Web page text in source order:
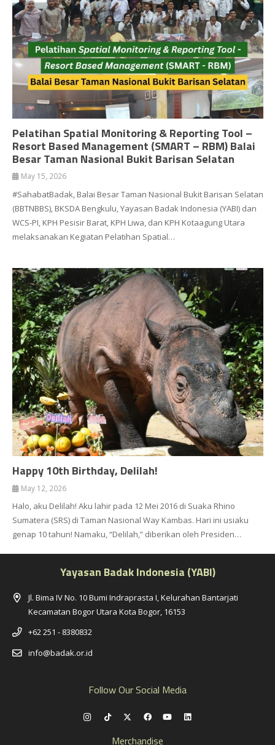
Pelatihan Spatial Monitoring & Reporting Tool –
Resort Based Management (SMART – RBM) Balai
Besar Taman Nasional Bukit Barisan Selatan
May 15, 2026
#SahabatBadak, Balai Besar Taman Nasional Bukit Barisan Selatan
(BBTNBBS), BKSDA Bengkulu, Yayasan Badak Indonesia (YABI) dan
WCS-PI, KPH Pesisir Barat, KPH Liwa, dan KPH Kotaagung Utara
melaksanakan Kegiatan Pelatihan Spatial…
Happy 10th Birthday, Delilah!
May 12, 2026
Halo, aku Delilah! Aku lahir pada 12 Mei 2016 di Suaka Rhino
Sumatera (SRS) di Taman Nasional Way Kambas. Hari ini usiaku
genap 10 tahun! Namaku, “Delilah,” diberikan oleh Presiden…
Yayasan Badak Indonesia (YABI)
Jl. Bima IV No. 10 Bumi Indraprasta I, Kelurahan Bantarjati
Kecamatan Bogor Utara Kota Bogor, 16153
+62 251 - 8380832
info@badak.or.id
Follow Our Social Media
Merchandise